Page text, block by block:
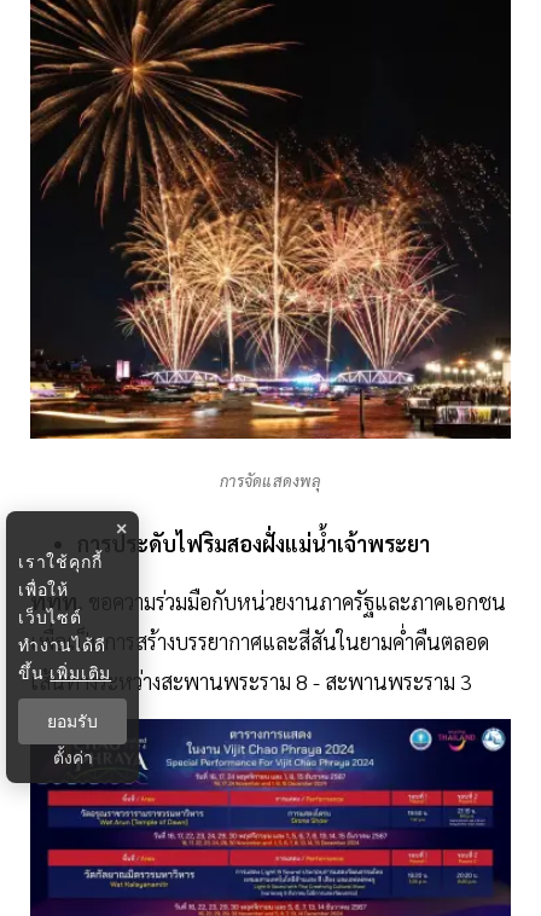
การจัดแสดงพลุ
การประดับไฟริมสองฝั่งแม่น้ำเจ้าพระยา
ททท. ขอความร่วมมือกับหน่วยงานภาครัฐและภาคเอกชน
เพื่อเป็นการสร้างบรรยากาศและสีสันในยามค่ำคืนตลอด
เส้นทางระหว่างสะพานพระราม 8 - สะพานพระราม 3
×
เราใช้คุกกี้
เพื่อให้
เว็บไซต์
ทำงานได้ดี
ขึ้นเพิ่มเติม
ยอมรับ
ตั้งค่า